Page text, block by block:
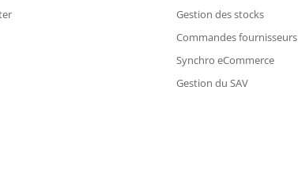
Gestion des stocks
Commandes fournisseurs
Synchro eCommerce
Gestion du SAV